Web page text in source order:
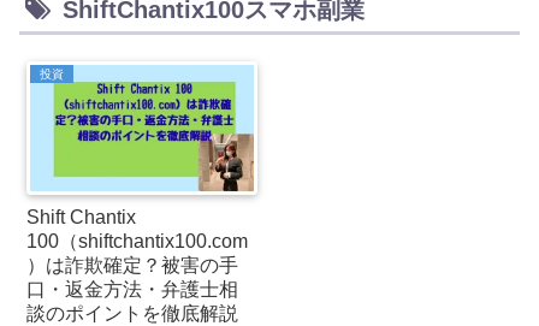
ShiftChantix100スマホ副業
投資
Shift Chantix
100（shiftchantix100.com
）は詐欺確定？被害の手
口・返金方法・弁護士相
談のポイントを徹底解説